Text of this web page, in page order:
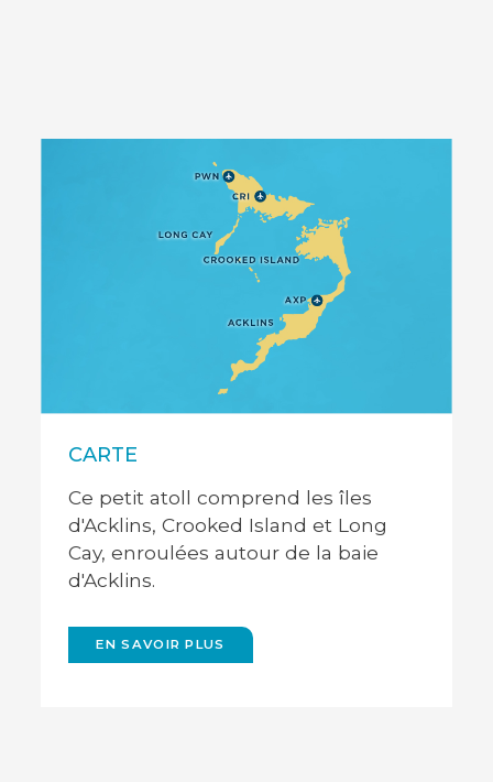
CARTE
Ce petit atoll comprend les îles
d'Acklins, Crooked Island et Long
Cay, enroulées autour de la baie
d'Acklins.
EN SAVOIR PLUS
Acklins
Très bien préservée, Acklins est la
plus grande île de l'archipel. Des vols
privés et intérieurs desservent
l'aéroport régional de Spring Point
qui se trouve sur l'île.